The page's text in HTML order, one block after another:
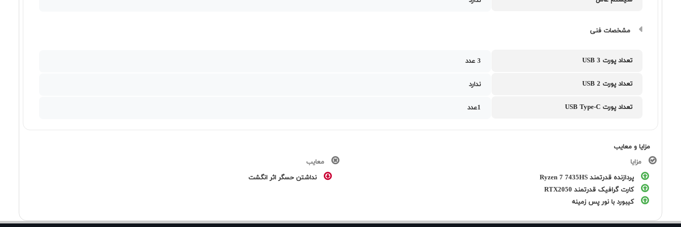
مشخصات فنی
تعداد پورت USB 3 3 عدد
تعداد پورت USB 2 ندارد
تعداد پورت USB Type-C 1عدد
مزایا و معایب
مزایا
پردازنده قدرتمند Ryzen 7 7435HS
کارت گرافیک قدرتمند RTX2050
کیبورد با نور پس زمینه
معایب
نداشتن حسگر اثر انگشت